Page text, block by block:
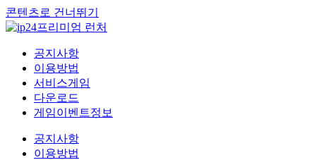
콘텐츠로 건너뛰기
공지사항
이용방법
서비스게임
다운로드
게임이벤트정보
공지사항
이용방법